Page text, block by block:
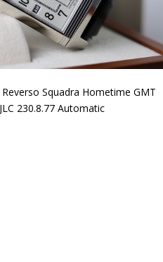
Squadra Hometime GMT
230.8.77 Automatic